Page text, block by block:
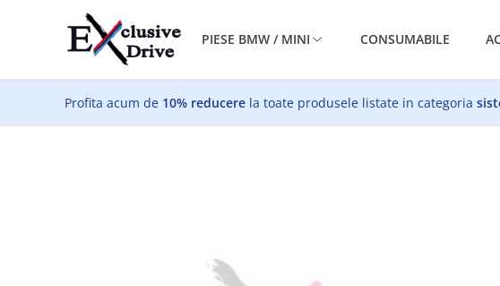
PIESE BMW / MINI CONSUMABILE
Profita acum de 10% reducere la toate produsele listate in categoria